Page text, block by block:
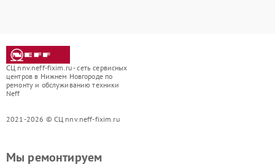
СЦ nnv.neff-fixim.ru - сеть сервисных
центров в Нижнем Новгороде по
ремонту и обслуживанию техники
Neff
2021-2026 © СЦ nnv.neff-fixim.ru
Мы ремонтируем